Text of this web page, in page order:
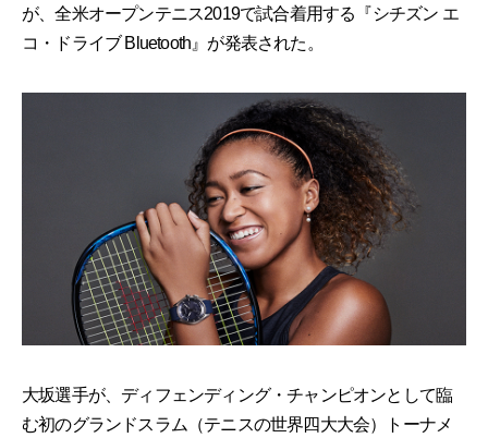
が、全米オープンテニス2019で試合着用する『シチズン エ
コ・ドライブ Bluetooth』が発表された。
大坂選手が、ディフェンディング・チャンピオンとして臨
む初のグランドスラム（テニスの世界四大大会）トーナメ